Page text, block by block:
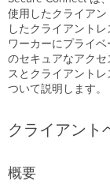
ブ
で
な
い
場
合
ラ
使用したクライア
したクライアント
ワーカーにプライ
のセキュアなアク
スとクライアント
ついて説明します。
クライアント
概要